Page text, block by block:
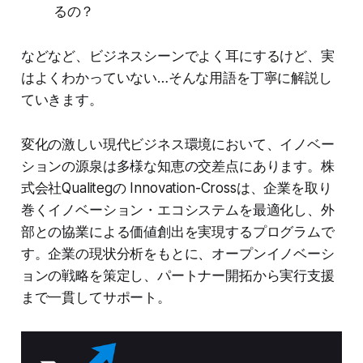
るの？
などなど、ビジネスシーンでよく耳にするけど、実
はよくわかっていない…そんな用語を丁寧に解説し
ていきます。
変化の激しい現代ビジネス環境において、イノベー
ションの源泉は多様な知恵の交差点にあります。株
式会社Qualitegの Innovation-Crossは、企業を取り
巻くイノベーション・エコシステムを最適化し、外
部との協業による価値創出を実現するプログラムで
す。企業の現状分析をもとに、オープンイノベーシ
ョンの戦略を策定し、パートナー開拓から実行支援
まで一貫してサポート。